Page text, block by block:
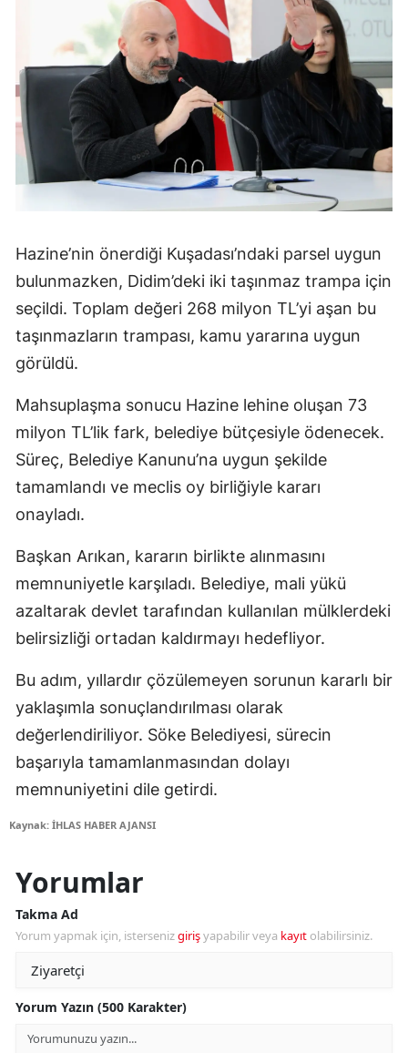
Hazine’nin önerdiği Kuşadası’ndaki parsel uygun
bulunmazken, Didim’deki iki taşınmaz trampa için
seçildi. Toplam değeri 268 milyon TL’yi aşan bu
taşınmazların trampası, kamu yararına uygun
görüldü.
Mahsuplaşma sonucu Hazine lehine oluşan 73
milyon TL’lik fark, belediye bütçesiyle ödenecek.
Süreç, Belediye Kanunu’na uygun şekilde
tamamlandı ve meclis oy birliğiyle kararı
onayladı.
Başkan Arıkan, kararın birlikte alınmasını
memnuniyetle karşıladı. Belediye, mali yükü
azaltarak devlet tarafından kullanılan mülklerdeki
belirsizliği ortadan kaldırmayı hedefliyor.
Bu adım, yıllardır çözülemeyen sorunun kararlı bir
yaklaşımla sonuçlandırılması olarak
değerlendiriliyor. Söke Belediyesi, sürecin
başarıyla tamamlanmasından dolayı
memnuniyetini dile getirdi.
Kaynak: İHLAS HABER AJANSI
Yorumlar
Takma Ad
Yorum yapmak için, istersenizgirişyapabilir veya kayıt olabilirsiniz.
Yorum Yazın (500 Karakter)